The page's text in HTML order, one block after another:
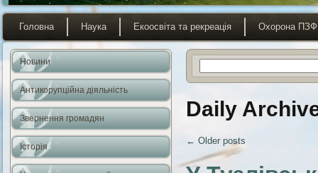
Головна Наука Екоосвіта та рекреація Охорона ПЗФ
Новини
Антикорупційна діяльність
Звернення громадян
Історія
Daily
← Older posts